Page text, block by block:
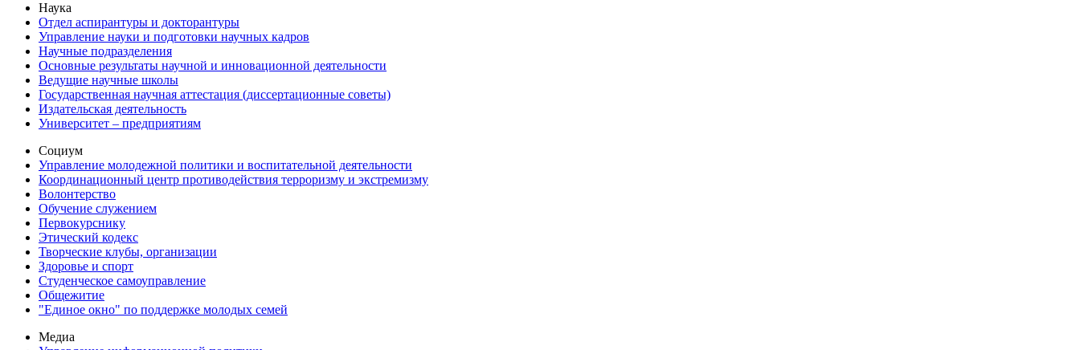
Наука
Отдел аспирантуры и докторантуры
Управление науки и подготовки научных кадров
Научные подразделения
Основные результаты научной и инновационной деятельности
Ведущие научные школы
Государственная научная аттестация (диссертационные советы)
Издательская деятельность
Университет – предприятиям
Социум
Управление молодежной политики и воспитательной деятельности
Координационный центр противодействия терроризму и экстремизму
Волонтерство
Обучение служением
Первокурснику
Этический кодекс
Творческие клубы, организации
Здоровье и спорт
Студенческое самоуправление
Общежитие
"Единое окно" по поддержке молодых семей
Медиа